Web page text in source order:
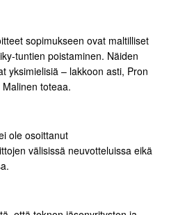
sopimukseen ovat maltilliset
tuntien poistaminen. Näiden
yksimielisiä – lakkoon asti, Pron
toteaa.
ole osoittanut
välisissä neuvotteluissa eikä